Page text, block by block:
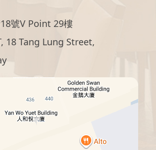
號V Point 29樓
18 Tang Lung Street,